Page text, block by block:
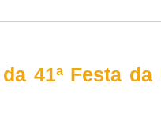
41ª Festa